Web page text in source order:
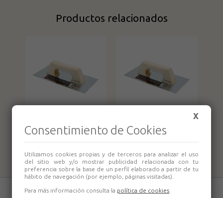
Productos relacionados
Llana recta 5861-2
Bellota
Llana recta 5861-3
Bellota
X
Consentimiento de Cookies
Utilizamos cookies propias y de terceros para analizar el uso
del sitio web y/o mostrar publicidad relacionada con tu
preferencia sobre la base de un perfil elaborado a partir de tu
hábito de navegación (por ejemplo, páginas visitadas).
Para más información consulta la política de cookies